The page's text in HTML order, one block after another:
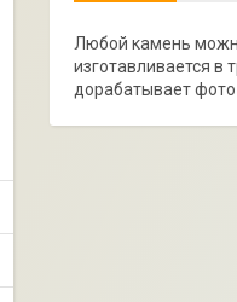
Любой камень
изготавливается в
дорабатывает фото